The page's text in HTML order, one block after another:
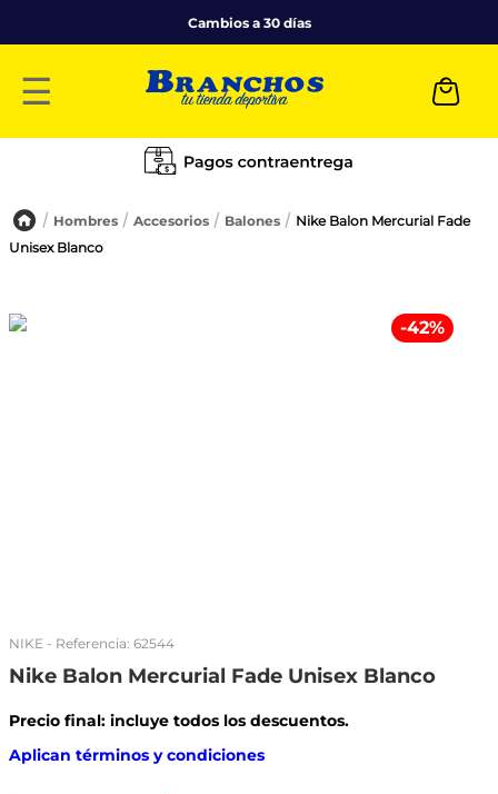
Cambios a 30 días
☰
Hombres Accesorios Balones
Nike Balon Mercurial Fade
Unisex Blanco
-42%
NIKE - Referencia: 62544
Nike Balon Mercurial Fade Unisex Blanco
Precio final: incluye todos los descuentos.
Aplican términos y condiciones